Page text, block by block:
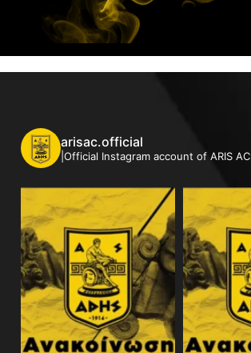
arisac.official
|Official Instagram account of ARIS AC|